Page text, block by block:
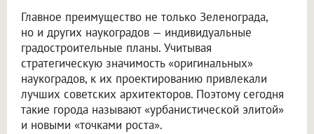
Главное преимущество не только Зеленограда,
но и других наукоградов — индивидуальные
градостроительные планы. Учитывая
стратегическую значимость «оригинальных»
наукоградов, к их проектированию привлекали
лучших советских архитекторов. Поэтому сегодня
такие города называют «урбанистической элитой»
и новыми «точками роста».